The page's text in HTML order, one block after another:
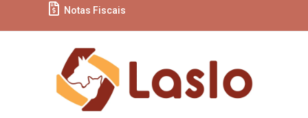
Notas Fiscais